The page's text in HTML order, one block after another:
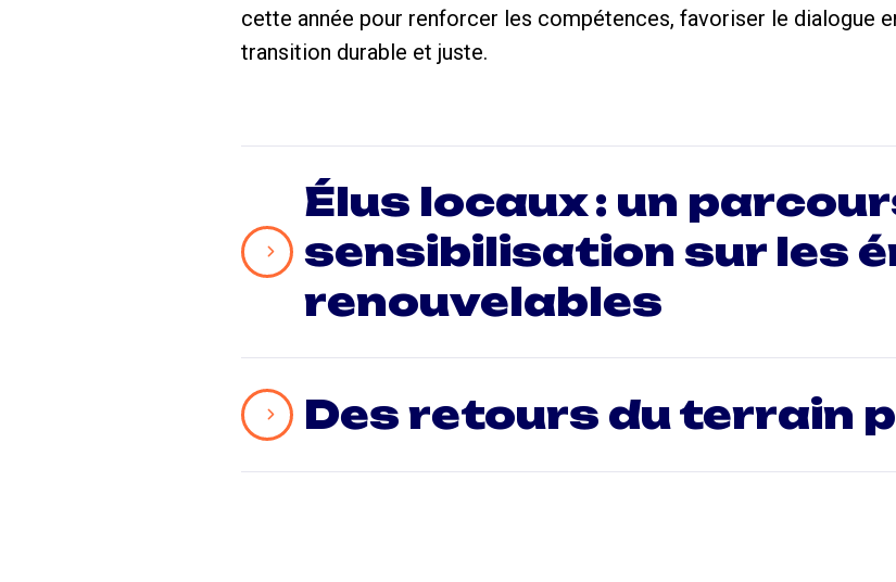
cette année pour renforcer les compétences, favoriser le dialogue
transition durable et juste.
Élus locaux : un
sensibilisation sur les
renouvelables
Des retours du terrain